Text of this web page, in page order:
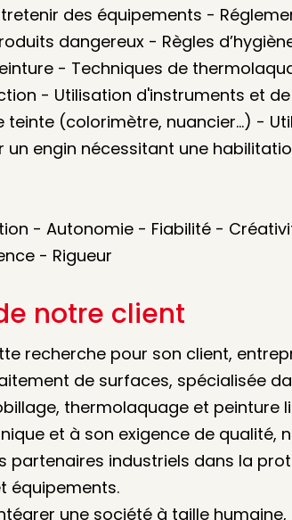
des équipements -
dangereux - Règles
- Techniques de
- Utilisation d'instruments et
(colorimètre, nuancier...) -
un engin nécessitant une
- Autonomie - Fiabilité -
- Rigueur
notre client
recherche pour son client,
de surfaces, spécialisée
thermolaquage et peinture
et à son exigence de qualité,
partenaires industriels dans la
équipements.
une société à taille